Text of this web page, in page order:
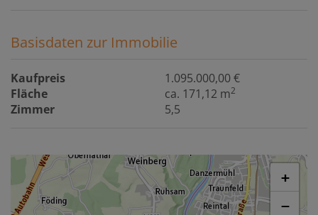
Basisdaten zur Immobilie
Kaufpreis
1.095.000,00 €
Fläche
ca. 171,12 m2
Zimmer 5,5
+
−